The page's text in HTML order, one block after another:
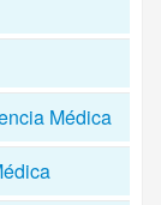
Médica